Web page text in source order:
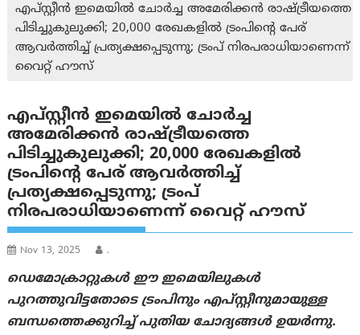
എപ്സ്റ്റീൻ ഇമെയിൽ ചോർച്ച അമേരിക്കന്‍ രാഷ്ട്രീയത്തെ
പിടിച്ചുകുലുക്കി; 20,000 രേഖകളിൽ ട്രംപിന്റെ പേര്
ആവർത്തിച്ച് പ്രത്യക്ഷപ്പെടുന്നു; ട്രംപ് നിരപരാധിയാണെന്ന്
വൈറ്റ് ഹൗസ്
എപ്സ്റ്റീൻ ഇമെയിൽ ചോർച്ച
അമേരിക്കന്‍ രാഷ്ട്രീയത്തെ
പിടിച്ചുകുലുക്കി; 20,000 രേഖകളിൽ
ട്രംപിന്റെ പേര് ആവർത്തിച്ച്
പ്രത്യക്ഷപ്പെടുന്നു; ട്രംപ്
നിരപരാധിയാണെന്ന് വൈറ്റ് ഹൗസ്
Nov 13, 2025 .
ഡെമോക്രാറ്റുകൾ ഈ ഇമെയിലുകൾ
പുറത്തുവിട്ടതോടെ ട്രംപിനും എപ്സ്റ്റീനുമായുള്ള
ബന്ധത്തെക്കുറിച്ച് പുതിയ ചോദ്യങ്ങൾ ഉയർന്നു.